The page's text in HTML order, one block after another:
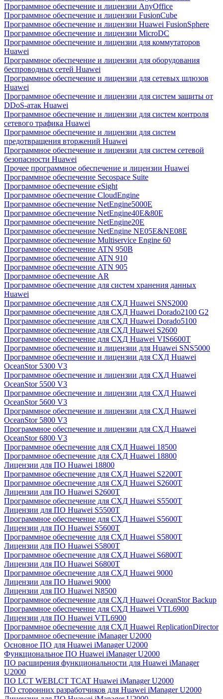
Программное обеспечение и лицензии AnyOffice
Программное обеспечение и лицензии FusionCube
Программное обеспечение и лицензии Huawei FusionSphere
Программное обеспечение и лицензии MicroDC
Программное обеспечение и лицензии для коммутаторов
Huawei
Программное обеспечение и лицензии для оборудования
беспроводных сетей Huawei
Программное обеспечение и лицензии для сетевых шлюзов
Huawei
Программное обеспечение и лицензии для систем защиты от
DDoS-атак Huawei
Программное обеспечение и лицензии для систем контроля
сетевого трафика Huawei
Программное обеспечение и лицензии для систем
предотвращения вторжений Huawei
Программное обеспечение и лицензии для систем сетевой
безопасности Huawei
Прочее программное обеспечение и лицензии Huawei
Программное обеспечение Secospace Suite
Программное обеспечение eSight
Программное обеспечение CloudEngine
Программное обеспечение NetEngine5000E
Программное обеспечение NetEngine40E&80E
Программное обеспечение NetEngine20E
Программное обеспечение NetEngine NE05E&NE08E
Программное обеспечение Multiservice Engine 60
Программное обеспечение ATN 950B
Программное обеспечение ATN 910
Программное обеспечение ATN 905
Программное обеспечение AR
Программное обеспечение для систем хранения данных
Huawei
Программное обеспечение для СХД Huawei SNS2000
Программное обеспечение для СХД Huawei Dorado2100 G2
Программное обеспечение для СХД Huawei Dorado5100
Программное обеспечение для СХД Huawei S2600
Программное обеспечение для СХД Huawei VIS6600T
Программное обеспечение и лицензии для Huawei SNS5000
Программное обеспечение и лицензии для СХД Huawei
OceanStor 5300 V3
Программное обеспечение и лицензии для СХД Huawei
OceanStor 5500 V3
Программное обеспечение и лицензии для СХД Huawei
OceanStor 5600 V3
Программное обеспечение и лицензии для СХД Huawei
OceanStor 5800 V3
Программное обеспечение и лицензии для СХД Huawei
OceanStor 6800 V3
Программное обеспечение для СХД Huawei 18500
Программное обеспечение для СХД Huawei 18800
Лицензии для ПО Huawei 18800
Программное обеспечение для СХД Huawei S2200T
Программное обеспечение для СХД Huawei S2600T
Лицензии для ПО Huawei S2600T
Программное обеспечение для СХД Huawei S5500T
Лицензии для ПО Huawei S5500T
Программное обеспечение для СХД Huawei S5600T
Лицензии для ПО Huawei S5600T
Программное обеспечение для СХД Huawei S5800T
Лицензии для ПО Huawei S5800T
Программное обеспечение для СХД Huawei S6800T
Лицензии для ПО Huawei S6800T
Программное обеспечение для СХД Huawei 9000
Лицензии для ПО Huawei 9000
Лицензии для ПО Huawei N8500
Программное обеспечение для СХД Huawei OceanStor Backup
Программное обеспечение для СХД Huawei VTL6900
Лицензии для ПО Huawei VTL6900
Программное обеспечение для СХД Huawei ReplicationDirector
Программное обеспечение iManager U2000
Основное ПО для Huawei iManager U2000
Функциональное ПО Huawei iManager U2000
ПО расширения функциональности для Huawei iManager
U2000
ПО LCT WEBLCT TCAT Huawei iManager U2000
ПО сторонних разработчиков для Huawei iManager U2000